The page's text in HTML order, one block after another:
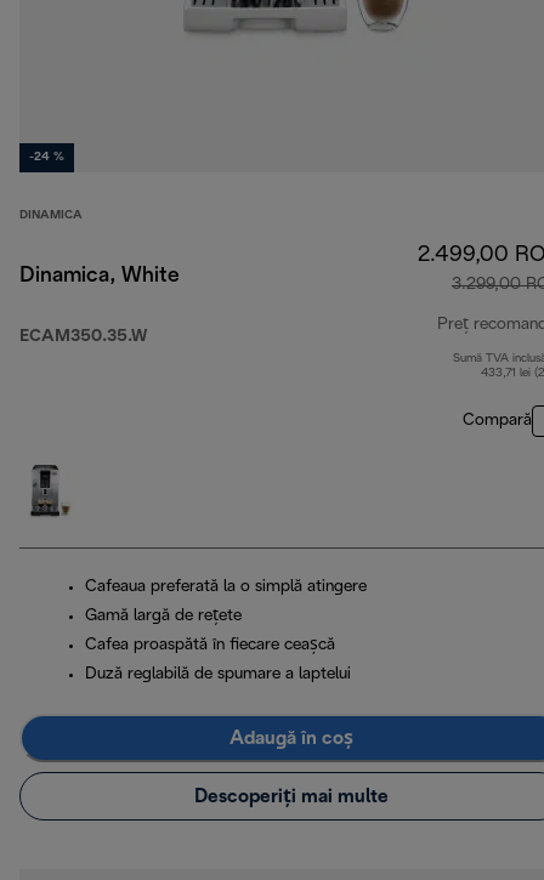
-24 %
DINAMICA
Dinamica, White
ECAM350.35.W
2.499,00
3.299,00
Preț
Sumă TVA
433,71 lei
Compară
Cafeaua preferată la o simplă atingere
Gamă largă de rețete
Cafea proaspătă în fiecare ceașcă
Duză reglabilă de spumare a laptelui
Adaugă în coș
Descoperiți mai multe